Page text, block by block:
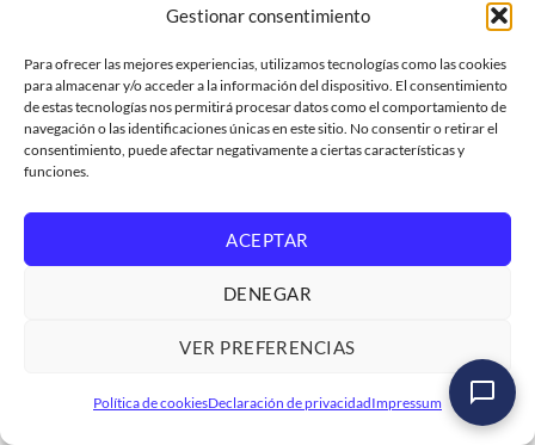
Gestionar consentimiento
Para ofrecer las mejores experiencias, utilizamos tecnologías como las cookies
para almacenar y/o acceder a la información del dispositivo. El consentimiento
de estas tecnologías nos permitirá procesar datos como el comportamiento de
navegación o las identificaciones únicas en este sitio. No consentir o retirar el
consentimiento, puede afectar negativamente a ciertas características y
funciones.
ACEPTAR
DENEGAR
VER PREFERENCIAS
Política de cookiesDeclaración de privacidadImpressum
Autenticación de APIs(1)
Automatizacion(3)
Automatización de Procesos
AutomatizacionEmpresarial
avanai(1)
BusinessAI(2)
Cleaner | Autorizaciones